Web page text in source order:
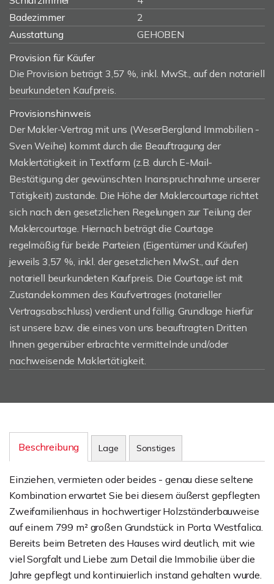
Badezimmer
2
Ausstattung
GEHOBEN
Provision für Käufer
Die Provision beträgt 3,57 %, inkl. MwSt., auf den notariell
beurkundeten Kaufpreis.
Provisionshinweis
Der Makler-Vertrag mit uns (WeserBergland Immobilien -
Sven Weihe) kommt durch die Beauftragung der
Maklertätigkeit in Textform (z.B. durch E-Mail-
Bestätigung der gewünschten Inanspruchnahme unserer
Tätigkeit) zustande. Die Höhe der Maklercourtage richtet
sich nach den gesetzlichen Regelungen zur Teilung der
Maklercourtage. Hiernach beträgt die Courtage
regelmäßig für beide Parteien (Eigentümer und Käufer)
jeweils 3,57 %, inkl. der gesetzlichen MwSt., auf den
notariell beurkundeten Kaufpreis. Die Courtage ist mit
Zustandekommen des Kaufvertrages (notarieller
Vertragsabschluss) verdient und fällig. Grundlage hierfür
ist unsere bzw. die eines von uns beauftragten Dritten
Ihnen gegenüber erbrachte vermittelnde und/oder
nachweisende Maklertätigkeit.
Beschreibung Lage Sonstiges
Einziehen, vermieten oder beides - genau diese seltene
Kombination erwartet Sie bei diesem äußerst gepflegten
Zweifamilienhaus in hochwertiger Holzständerbauweise
auf einem 799 m² großen Grundstück in Porta Westfalica.
Bereits beim Betreten des Hauses wird deutlich, mit wie
viel Sorgfalt und Liebe zum Detail die Immobilie über die
Jahre gepflegt und kontinuierlich instand gehalten wurde.